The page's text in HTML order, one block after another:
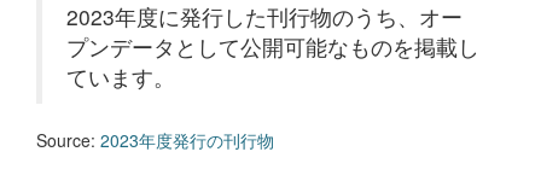
2023年度に発行した刊行物のうち、オー
プンデータとして公開可能なものを掲載し
ています。
Source: 2023年度発行の刊行物